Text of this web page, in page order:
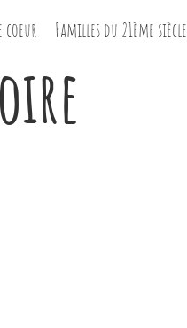
coeur Familles du 21ème siècle